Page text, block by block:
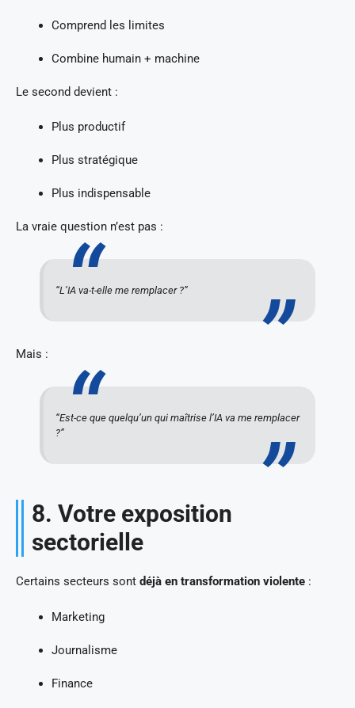
Comprend les limites
Combine humain + machine
Le second devient :
Plus productif
Plus stratégique
Plus indispensable
La vraie question n’est pas :
“L’IA va-t-elle me remplacer ?”
Mais :
“Est-ce que quelqu’un qui maîtrise l’IA va me remplacer
?”
8. Votre exposition
sectorielle
Certains secteurs sont déjà en transformation violente :
Marketing
Journalisme
Finance